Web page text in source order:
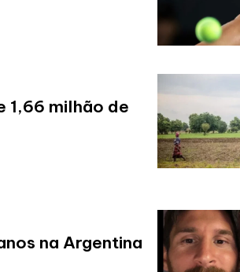
1,66 milhão de
na Argentina